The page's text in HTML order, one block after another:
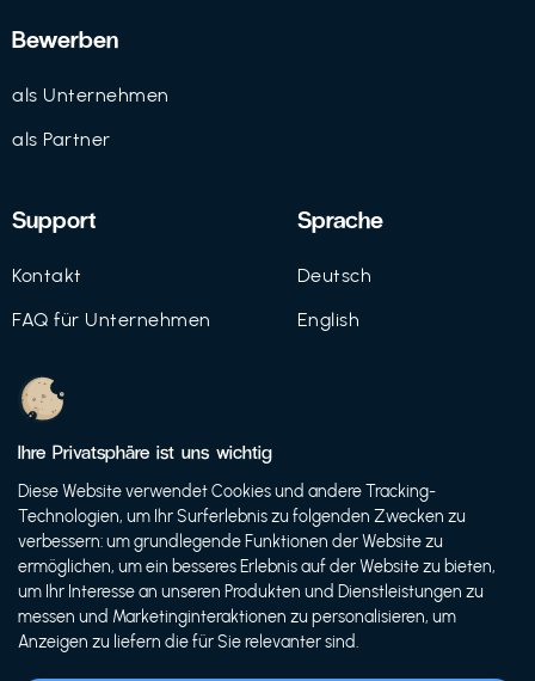
Bewerben
als Unternehmen
als Partner
Support
Kontakt
FAQ für Unternehmen
Datenschutz
Nutzungsbedingungen
Sprache
Deutsch
English
© 2021 FutureBens GmbH
Ihre Privatsphäre ist uns wichtig
Diese Website verwendet Cookies und andere Tracking-
Technologien, um Ihr Surferlebnis zu folgenden Zwecken zu
verbessern: um grundlegende Funktionen der Website zu
ermöglichen, um ein besseres Erlebnis auf der Website zu bieten,
um Ihr Interesse an unseren Produkten und Dienstleistungen zu
messen und Marketinginteraktionen zu personalisieren, um
Anzeigen zu liefern die für Sie relevanter sind.